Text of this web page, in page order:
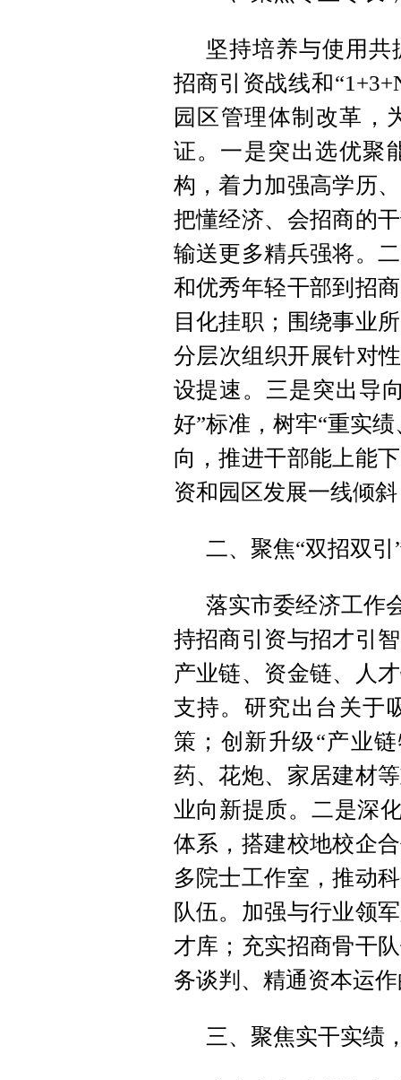
坚持培养与使用
招商引资战线和
园区管理体制改革，
证。一是突出选优聚
构，着力加强高学历
把懂经济、会招商的
输送更多精兵强将。
和优秀年轻干部到招
目化挂职；围绕事业
分层次组织开展针对
设提速。三是突出导
好”标准，树牢“重实
向，推进干部能上能
资和园区发展一线倾
二、聚焦“双招双
落实市委经济工作
持招商引资与招才引
产业链、资金链、人
支持。研究出台关于
策；创新升级“产业
药、花炮、家居建材
业向新提质。二是深
体系，搭建校地校企
多院士工作室，推动
队伍。加强与行业领
才库；充实招商骨干
务谈判、精通资本运
三、聚焦实干实绩